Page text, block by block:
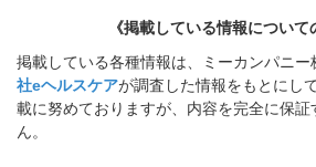
《掲載している情報について
掲載している各種情報は、ミーカンパニー
社eヘルスケアが調査した情報をもとにし
載に努めておりますが、内容を完全に保
ん。